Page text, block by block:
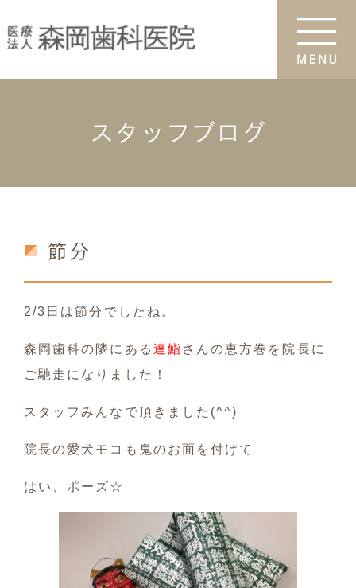
スタッフブログ
節分
2/3日は節分でしたね。
森岡歯科の隣にある 達鮨 さんの恵方巻を院長に
ご馳走になりました！
スタッフみんなで頂きました(^^)
院長の愛犬モコも鬼のお面を付けて
はい、ポーズ☆